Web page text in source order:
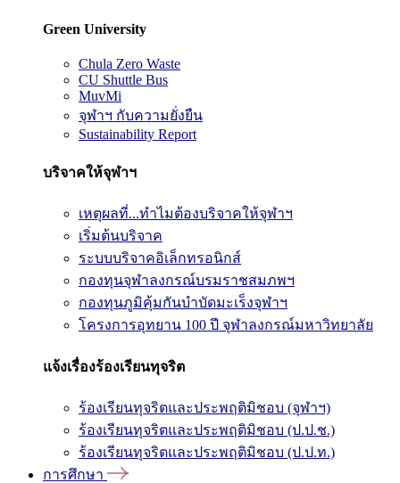
Green University
Chula Zero Waste
CU Shuttle Bus
MuvMi
จุฬาฯ กับความยั่งยืน
Sustainability Report
บริจาคให้จุฬาฯ
เหตุผลที่...ทำไมต้องบริจาคให้จุฬาฯ
เริ่มต้นบริจาค
ระบบบริจาคอิเล็กทรอนิกส์
กองทุนจุฬาลงกรณ์บรมราชสมภพฯ
กองทุนภูมิคุ้มกันบำบัดมะเร็งจุฬาฯ
โครงการอุทยาน 100 ปี จุฬาลงกรณ์มหาวิทยาลัย
แจ้งเรื่องร้องเรียนทุจริต
ร้องเรียนทุจริตและประพฤติมิชอบ (จุฬาฯ)
ร้องเรียนทุจริตและประพฤติมิชอบ (ป.ป.ช.)
ร้องเรียนทุจริตและประพฤติมิชอบ (ป.ป.ท.)
การศึกษา